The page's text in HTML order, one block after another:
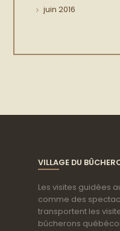
juin 2016
VILLAGE DU
Les visites guidées
comme des
transportent les
bûcherons